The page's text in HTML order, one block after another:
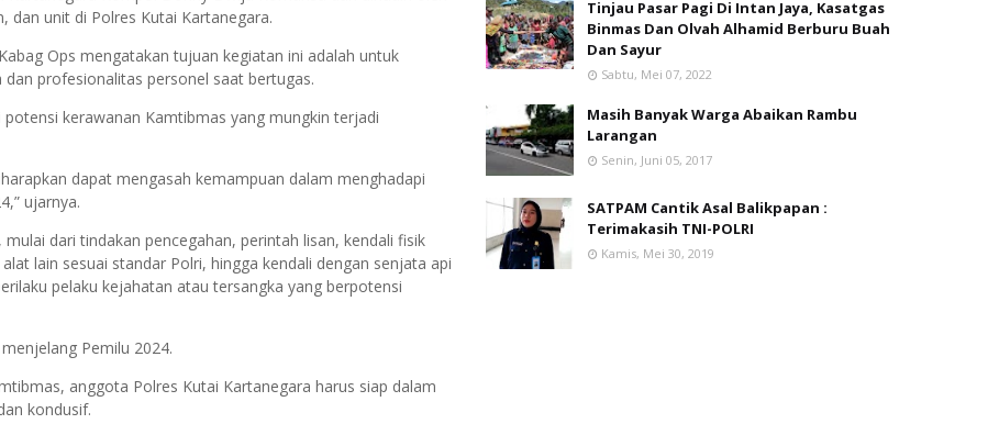
dan unit di Polres Kutai Kartanegara.
Ops mengatakan tujuan kegiatan ini adalah untuk
profesionalitas personel saat bertugas.
kerawanan Kamtibmas yang mungkin terjadi
dapat mengasah kemampuan dalam menghadapi
ujarnya.
dari tindakan pencegahan, perintah lisan, kendali fisik
lain sesuai standar Polri, hingga kendali dengan senjata api
pelaku kejahatan atau tersangka yang berpotensi
Pemilu 2024.
anggota Polres Kutai Kartanegara harus siap dalam
kondusif.
Tinjau Pasar Pagi Di Intan Jaya, Kasatgas
Binmas Dan Olvah Alhamid Berburu Buah
Dan Sayur
Sabtu, Mei 07, 2022
Masih Banyak Warga Abaikan Rambu
Larangan
Senin, Juni 05, 2017
SATPAM Cantik Asal Balikpapan :
Terimakasih TNI-POLRI
Kamis, Mei 30, 2019